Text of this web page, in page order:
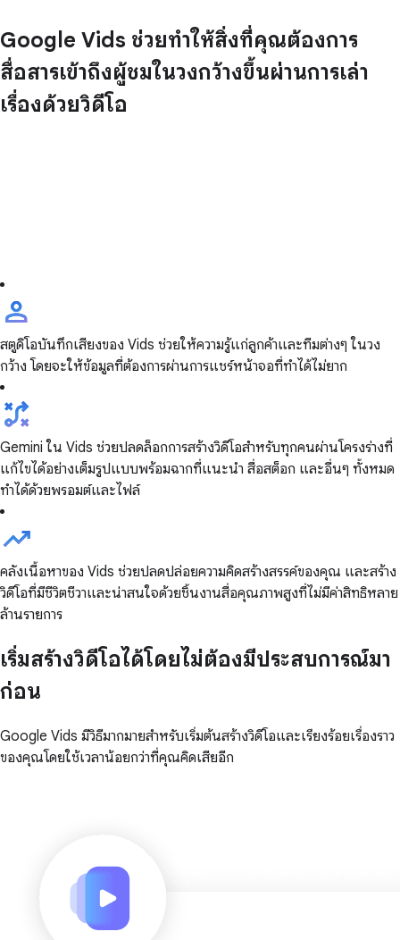
Google Vids ช่วยทำให้สิ่งที่คุณต้องการ
สื่อสารเข้าถึงผู้ชมในวงกว้างขึ้นผ่านการเล่า
เรื่องด้วยวิดีโอ
สตูดิโอบันทึกเสียงของ Vids ช่วยให้ความรู้แก่ลูกค้าและทีมต่างๆ ในวง
กว้าง โดยจะให้ข้อมูลที่ต้องการผ่านการแชร์หน้าจอที่ทำได้ไม่ยาก
Gemini ใน Vids ช่วยปลดล็อกการสร้างวิดีโอสำหรับทุกคนผ่านโครงร่างที่
แก้ไขได้อย่างเต็มรูปแบบพร้อมฉากที่แนะนำ สื่อสต็อก และอื่นๆ ทั้งหมด
ทำได้ด้วยพรอมต์และไฟล์
คลังเนื้อหาของ Vids ช่วยปลดปล่อยความคิดสร้างสรรค์ของคุณ และสร้าง
วิดีโอที่มีชีวิตชีวาและน่าสนใจด้วยชิ้นงานสื่อคุณภาพสูงที่ไม่มีค่าสิทธิหลาย
ล้านรายการ
เริ่มสร้างวิดีโอได้โดยไม่ต้องมีประสบการณ์มา
ก่อน
Google Vids มีวิธีมากมายสำหรับเริ่มต้นสร้างวิดีโอและเรียงร้อยเรื่องราว
ของคุณโดยใช้เวลาน้อยกว่าที่คุณคิดเสียอีก